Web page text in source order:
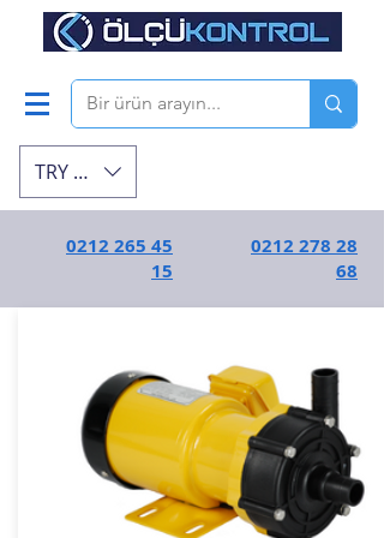
TRY (₺)
0212 265 45
15
0212 278 28
68